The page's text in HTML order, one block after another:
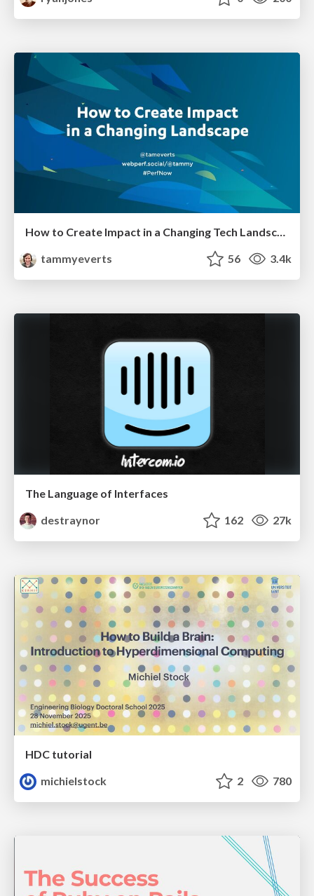
How to Create Impact in a Changing Tech Landscape [PerfNow 2023]
tammyeverts
56 3.4k
The Language of Interfaces
destraynor
162 27k
HDC tutorial
michielstock
2 780